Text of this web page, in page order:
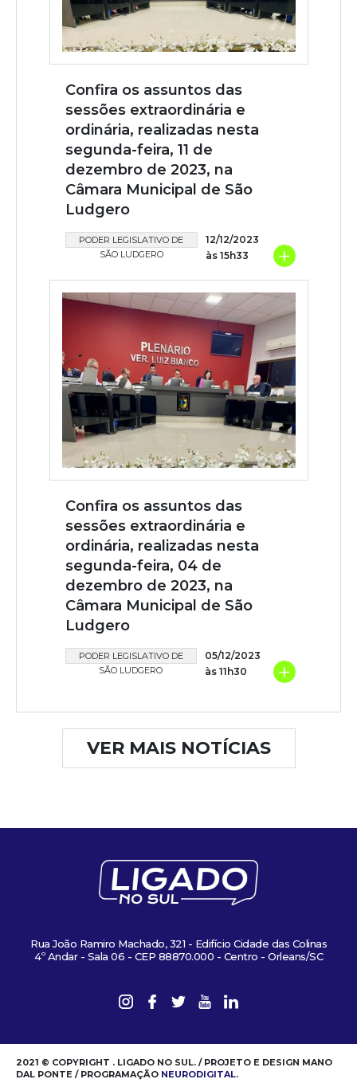
Confira os assuntos das
sessões extraordinária e
ordinária, realizadas nesta
segunda-feira, 11 de
dezembro de 2023, na
Câmara Municipal de São
Ludgero
PODER LEGISLATIVO DE
SÃO LUDGERO
12/12/2023
às 15h33
+
Confira os assuntos das
sessões extraordinária e
ordinária, realizadas nesta
segunda-feira, 04 de
dezembro de 2023, na
Câmara Municipal de São
Ludgero
PODER LEGISLATIVO DE
SÃO LUDGERO
05/12/2023
às 11h30
+
VER MAIS NOTÍCIAS
Rua João Ramiro Machado, 321 - Edifício Cidade das Colinas
4º Andar - Sala 06 - CEP 88870.000 - Centro - Orleans/SC
2021 © COPYRIGHT . LIGADO NO SUL. / PROJETO E DESIGN MANO
DAL PONTE / PROGRAMAÇÃO NEURODIGITAL.